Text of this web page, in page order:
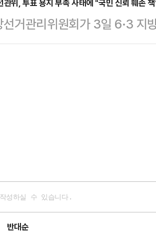
서 "송파구 같은 경우에는 유
"유권자 수가 100명이라면,
때문에, 전체 유권…
재선거를 실시하라"고 요구했
도 국민의힘 중앙당사 지하 1
언급한 뒤 "서울시 선거는 유
관위, 투표 용지 부족 사태에 "국민 신뢰 훼손
선거관리위원회가 3일 6·3 지
부족 사태가 발생한 것에 대해
반대순